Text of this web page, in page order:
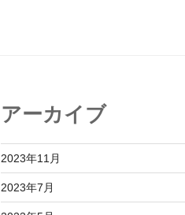
アーカイブ
2023年11月
2023年7月